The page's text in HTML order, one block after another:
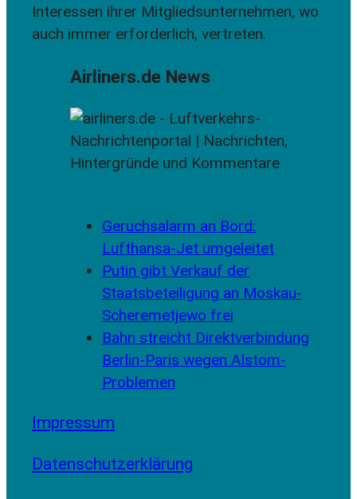
Interessen ihrer Mitgliedsunternehmen, wo
auch immer erforderlich, vertreten.
Airliners.de News
Geruchsalarm an Bord:
Lufthansa-Jet umgeleitet
Putin gibt Verkauf der
Staatsbeteiligung an Moskau-
Scheremetjewo frei
Bahn streicht Direktverbindung
Berlin-Paris wegen Alstom-
Problemen
Impressum
Datenschutzerklärung